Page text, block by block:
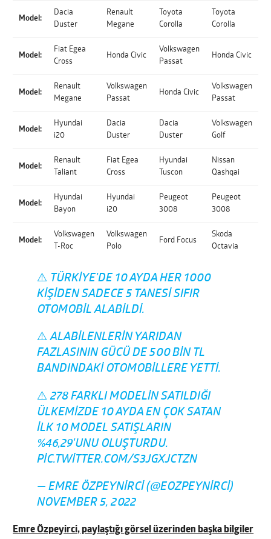
Model:
Dacia
Duster
Renault
Megane
Toyota
Corolla
Toyota
Corolla
Model:
Fiat Egea
Cross
Honda Civic
Volkswagen
Passat
Honda Civic
Model:
Renault
Megane
Volkswagen
Passat
Honda Civic
Volkswagen
Passat
Model:
Hyundai
i20
Dacia
Duster
Dacia
Duster
Volkswagen
Golf
Model:
Renault
Taliant
Fiat Egea
Cross
Hyundai
Tuscon
Nissan
Qashqai
Model:
Hyundai
Bayon
Hyundai
i20
Peugeot
3008
Peugeot
3008
Model:
Volkswagen
T-Roc
Volkswagen
Polo
Ford Focus
Skoda
Octavia
⚠️ TÜRKIYE'DE 10 AYDA HER 1000
KIŞIDEN SADECE 5 TANESI SIFIR
OTOMOBIL ALABILDI.
⚠️ ALABILENLERIN YARIDAN
FAZLASININ GÜCÜ DE 500 BIN TL
BANDINDAKI OTOMOBILLERE YETTI.
⚠️ 278 FARKLI MODELIN SATILDIĞI
ÜLKEMIZDE 10 AYDA EN ÇOK SATAN
ILK 10 MODEL SATIŞLARIN
%46,29'UNU OLUŞTURDU.
PIC.TWITTER.COM/S3JGXJCTZN
— EMRE ÖZPEYNIRCI (@EOZPEYNIRCI)
NOVEMBER 5, 2022
Emre Özpeyirci, paylaştığı görsel üzerinden başka bilgiler